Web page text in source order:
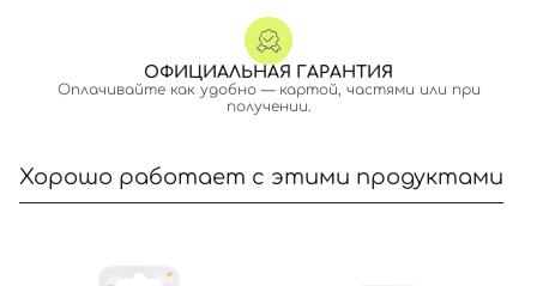
ОФИЦИАЛЬНАЯ ГАРАНТИЯ
Оплачивайте как удобно — картой, частями или при
получении.
Хорошо работает с этими продуктами